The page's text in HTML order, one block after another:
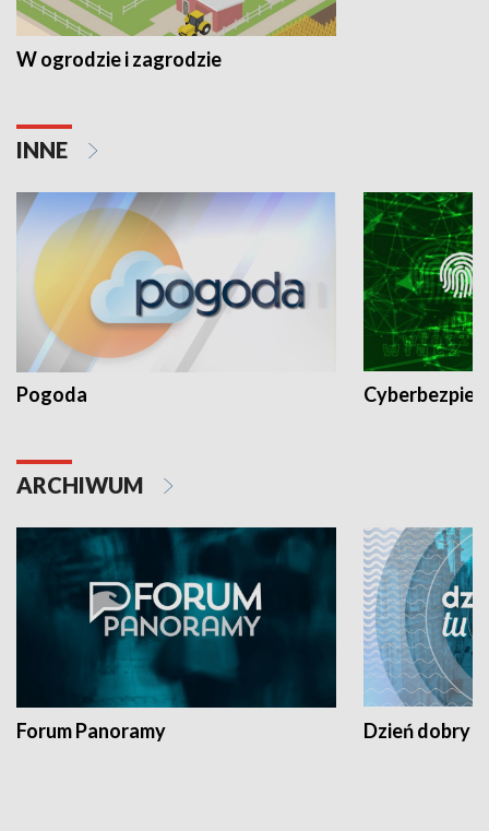
W ogrodzie i zagrodzie
INNE
Pogoda
ARCHIWUM
Forum Panoramy Dzień dobry